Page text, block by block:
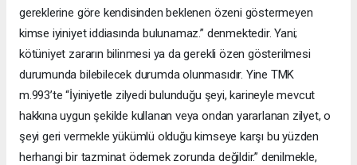
gereklerine göre kendisinden beklenen özeni göstermeyen
kimse iyiniyet iddiasında bulunamaz.” denmektedir. Yani;
kötüniyet zararın bilinmesi ya da gerekli özen gösterilmesi
durumunda bilebilecek durumda olunmasıdır. Yine TMK
m.993’te “İyiniyetle zilyedi bulunduğu şeyi, karineyle mevcut
hakkına uygun şekilde kullanan veya ondan yararlanan zilyet, o
şeyi geri vermekle yükümlü olduğu kimseye karşı bu yüzden
herhangi bir tazminat ödemek zorunda değildir.” denilmekle,